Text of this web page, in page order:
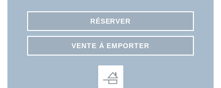
RÉSERVER
VENTE À EMPORTER